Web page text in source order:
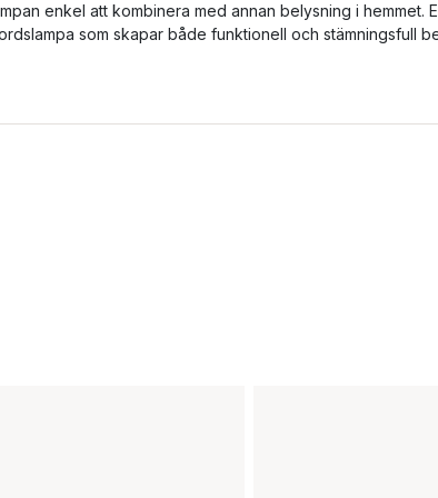
enkel att kombinera med annan belysning i hemmet.
som skapar både funktionell och stämningsfull